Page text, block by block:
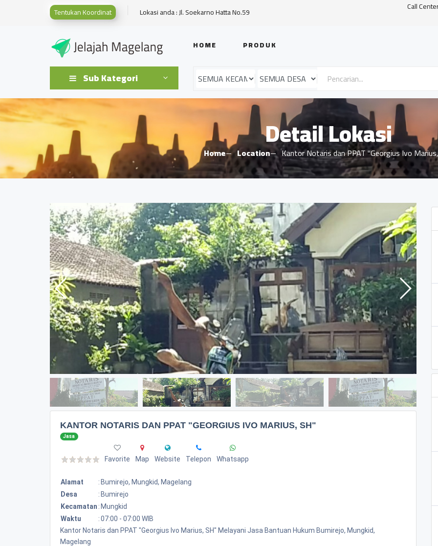
Tentukan Koordinat Lokasi anda : Jl. Soekarno Hatta No.59 Call
HOME PRODUK
Sub Kategori
Detail Lokasi
Home Location Kantor Notaris dan PPAT "Georgius Ivo
KANTOR NOTARIS DAN PPAT "GEORGIUS IVO MARIUS, SH"
Jasa
Favorite Map Website Telepon Whatsapp
Alamat : Bumirejo, Mungkid, Magelang
Desa
: Bumirejo
Kecamatan : Mungkid
Waktu
:07:00 - 07:00 WIB
Kantor Notaris dan PPAT "Georgius Ivo Marius, SH" Melayani Jasa Bantuan Hukum Bumirejo, Mungkid,
Magelang